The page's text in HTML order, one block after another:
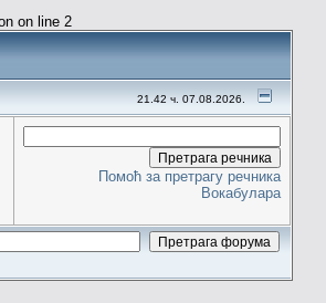
on line 2
21.42 ч. 07.08.2026.
Помоћ за претрагу речника
Вокабулара